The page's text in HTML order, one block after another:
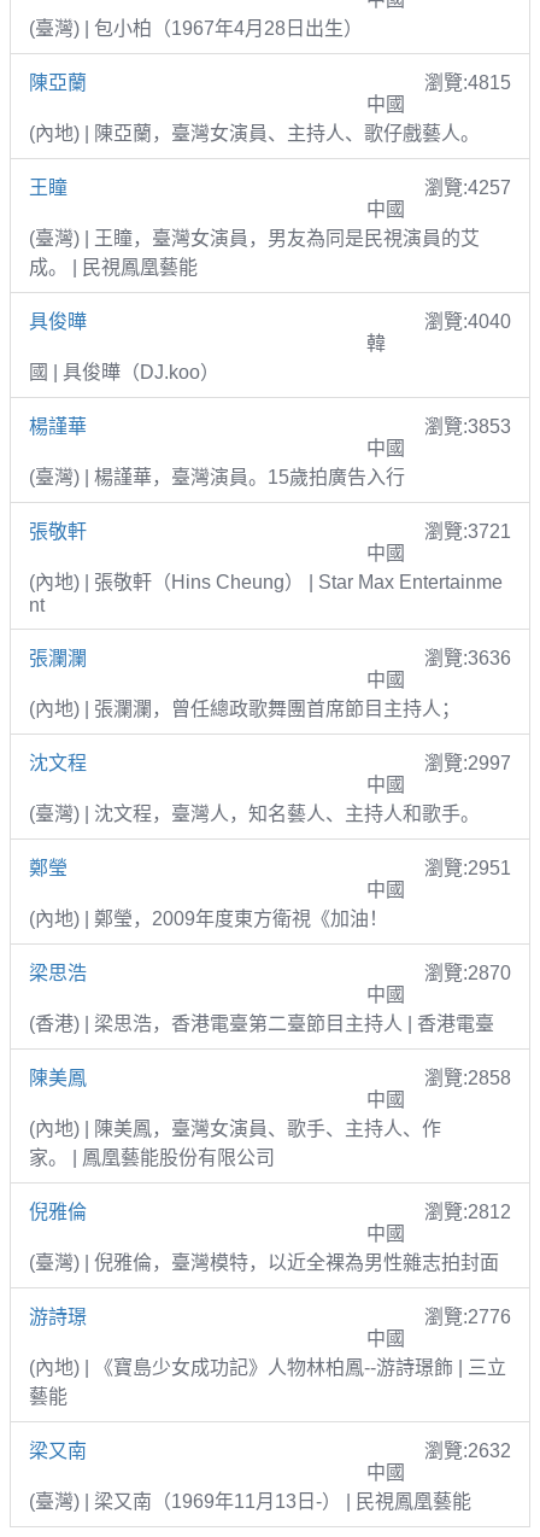
(臺灣) | 包小柏（1967年4月28日出生）
陳亞蘭
瀏覽:4815
中國
(內地) | 陳亞蘭，臺灣女演員、主持人、歌仔戲藝人。
王瞳
瀏覽:4257
中國
(臺灣) | 王瞳，臺灣女演員，男友為同是民視演員的艾
成。 | 民視鳳凰藝能
具俊曄
瀏覽:4040
韓
國 | 具俊曄（DJ.koo）
楊謹華
瀏覽:3853
中國
(臺灣) | 楊謹華，臺灣演員。15歲拍廣告入行
張敬軒
瀏覽:3721
中國
(內地) | 張敬軒（Hins Cheung） | Star Max Entertainme
nt
張瀾瀾
瀏覽:3636
中國
(內地) | 張瀾瀾，曾任總政歌舞團首席節目主持人；
沈文程
瀏覽:2997
中國
(臺灣) | 沈文程，臺灣人，知名藝人、主持人和歌手。
鄭瑩
瀏覽:2951
中國
(內地) | 鄭瑩，2009年度東方衛視《加油！
梁思浩
瀏覽:2870
中國
(香港) | 梁思浩，香港電臺第二臺節目主持人 | 香港電臺
陳美鳳
瀏覽:2858
中國
(內地) | 陳美鳳，臺灣女演員、歌手、主持人、作
家。 | 鳳凰藝能股份有限公司
倪雅倫
瀏覽:2812
中國
(臺灣) | 倪雅倫，臺灣模特，以近全裸為男性雜志拍封面
游詩璟
瀏覽:2776
中國
(內地) | 《寶島少女成功記》人物林柏鳳--游詩璟飾 | 三立
藝能
梁又南
瀏覽:2632
中國
(臺灣) | 梁又南（1969年11月13日-） | 民視鳳凰藝能